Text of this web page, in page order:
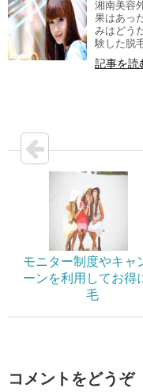
湘南美容
果はあっ
みはどう
験した脱
記事を読
モニター制度やキャ
ーンを利用してお得
毛
コメントをどうぞ